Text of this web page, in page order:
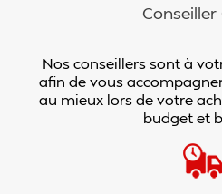
Conseiller
Nos conseillers sont à
afin de vous
au mieux lors de votre
budget et